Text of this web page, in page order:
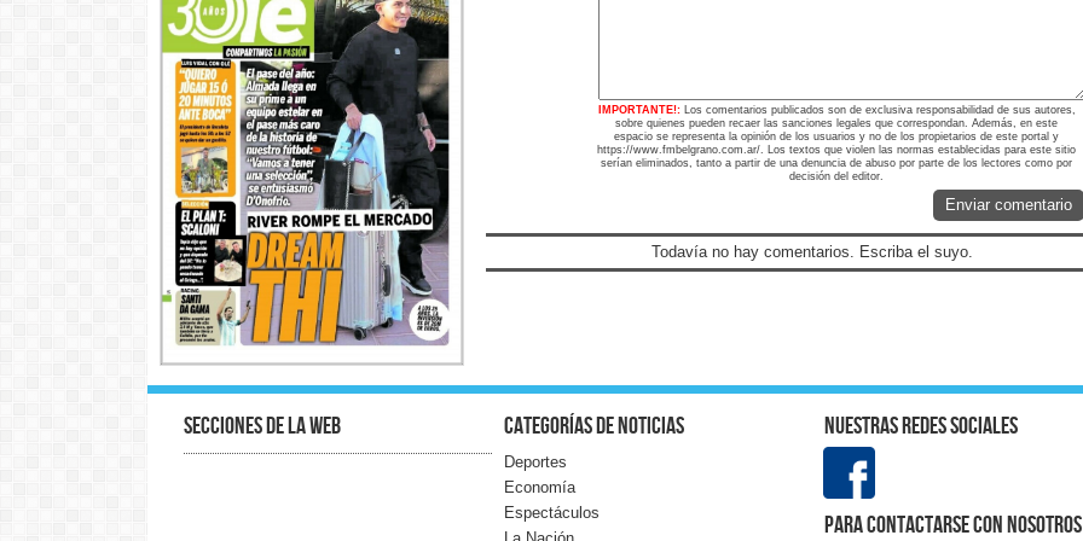
IMPORTANTE!: Los comentarios publicados son de exclusiva responsabilidad de sus autores,
sobre quienes pueden recaer las sanciones legales que correspondan. Además, en este
espacio se representa la opinión de los usuarios y no de los propietarios de este portal y
https://www.fmbelgrano.com.ar/. Los textos que violen las normas establecidas para este sitio
serían eliminados, tanto a partir de una denuncia de abuso por parte de los lectores como por
decisión del editor.
Enviar comentario
Todavía no hay comentarios. Escriba el suyo.
Secciones de la web Categorías de noticias
Deportes
Economía
Espectáculos
Nuestras redes sociales
Para contactarse con nosotros